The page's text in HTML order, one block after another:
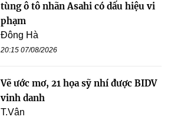
tùng ô tô nhãn Asahi có dấu hiệu vi
phạm
Đông Hà
20:15 07/08/2026
Vẽ ước mơ, 21 họa sỹ nhí được BIDV
vinh danh
T.Vân